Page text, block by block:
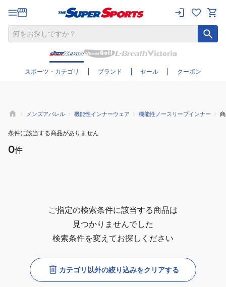
スポーツ・カテゴリ ブランド セール クーポン
さらに絞り込む
メンズアパレル 機能性インナーウェア 機能性ノースリーブインナー
条件に該当する商品がありません
0件
ご指定の検索条件に該当する商品は
見つかりませんでした
検索条件を変えてお探しください
カテゴリ以外の絞り込みをクリアする